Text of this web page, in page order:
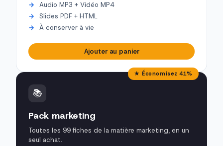
Audio MP3 + Vidéo MP4
Slides PDF + HTML
À conserver à vie
Ajouter au panier
★ Économisez 41%
📚
Pack marketing
Toutes les 99 fiches de la matière marketing, en un
seul achat.